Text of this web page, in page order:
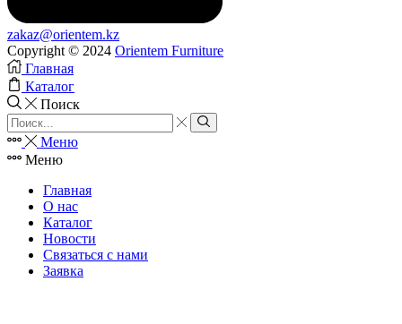
zakaz@orientem.kz
Copyright © 2024 Orientem Furniture
Главная
Каталог
Поиск
Search
input
Search
Меню
Меню
Главная
О нас
Каталог
Новости
Связаться с нами
Заявка